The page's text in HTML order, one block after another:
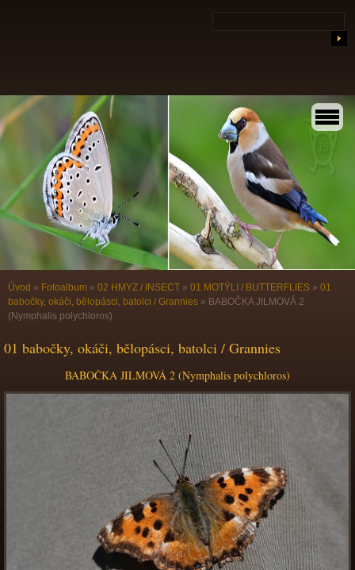
Úvod » Fotoalbum » 02 HMYZ / INSECT » 01 MOTÝLI / BUTTERFLIES » 01
babočky, okáči, bělopásci, batolci / Grannies » BABOČKA JILMOVÁ 2
(Nymphalis polychloros)
01 babočky, okáči, bělopásci, batolci / Grannies
BABOČKA JILMOVÁ 2 (Nymphalis polychloros)